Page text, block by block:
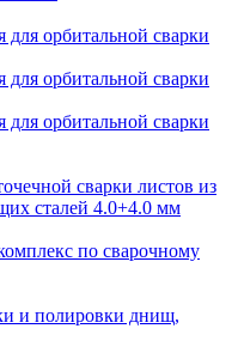
орбитальной сварки
орбитальной сварки
орбитальной сварки
сварки листов из
сталей 4.0+4.0 мм
по сварочному
и полировки днищ,